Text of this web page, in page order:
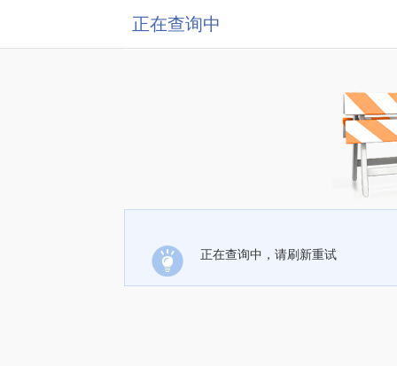
正在查询中
正在查询中，请刷新重试